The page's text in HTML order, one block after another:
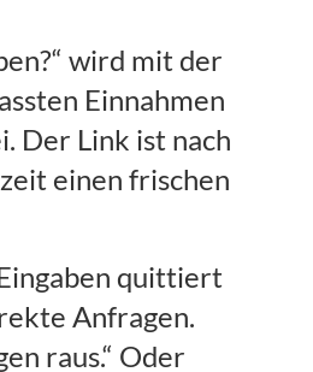
wird mit der
Einnahmen
Der Link ist nach
einen frischen
quittiert
Anfragen.
raus.“ Oder